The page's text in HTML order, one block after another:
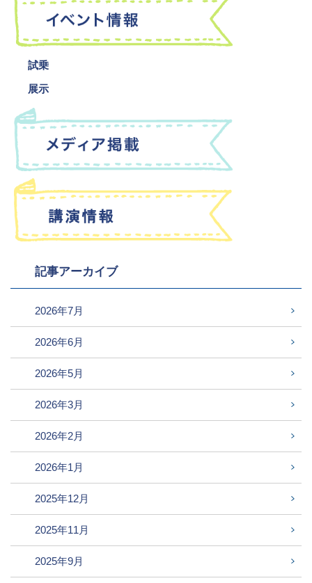
試乗
展示
記事アーカイブ
2026年7月
2026年6月
2026年5月
2026年3月
2026年2月
2026年1月
2025年12月
2025年11月
2025年9月